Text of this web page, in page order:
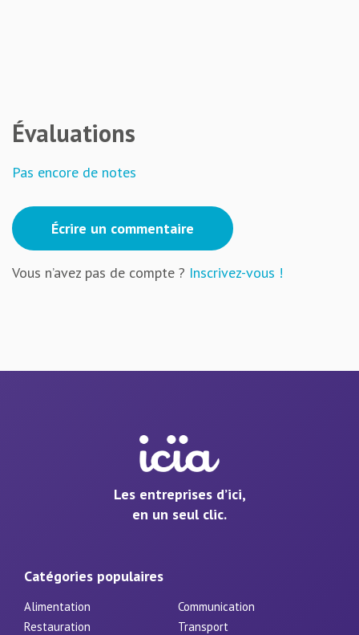
Évaluations
Pas encore de notes
Écrire un commentaire
Vous n’avez pas de compte ? Inscrivez-vous !
Les entreprises d’ici,
en un seul clic.
Catégories populaires
Alimentation
Communication
Restauration
Transport